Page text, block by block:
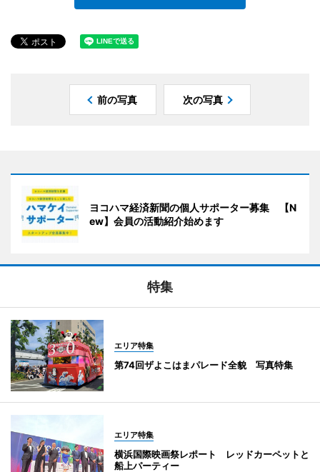
前の写真 次の写真
ヨコハマ経済新聞の個人サポーター募集 【N
ew】会員の活動紹介始めます
特集
エリア特集
第74回ザよこはまパレード全貌 写真特集
エリア特集
横浜国際映画祭レポート レッドカーペットと
船上パーティー